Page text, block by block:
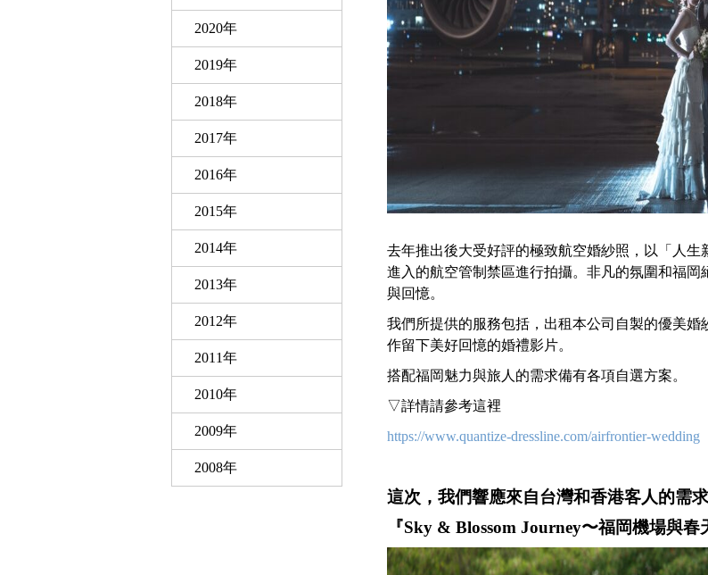
去年推出後大受好評的極致航空婚紗照，以「人
進入的航空管制禁區進行拍攝。非凡的氛圍和福
與回憶。
我們所提供的服務包括，出租本公司自製的優美
作留下美好回憶的婚禮影片。
搭配福岡魅力與旅人的需求備有各項自選方案。
▽詳情請參考這裡
https://www.quantize-dressline.com/airfrontier-wedding
這次，我們響應來自台灣和香港客人的需
『Sky & Blossom Journey〜福岡機場與春
2020年
2019年
2018年
2017年
2016年
2015年
2014年
2013年
2012年
2011年
2010年
2009年
2008年